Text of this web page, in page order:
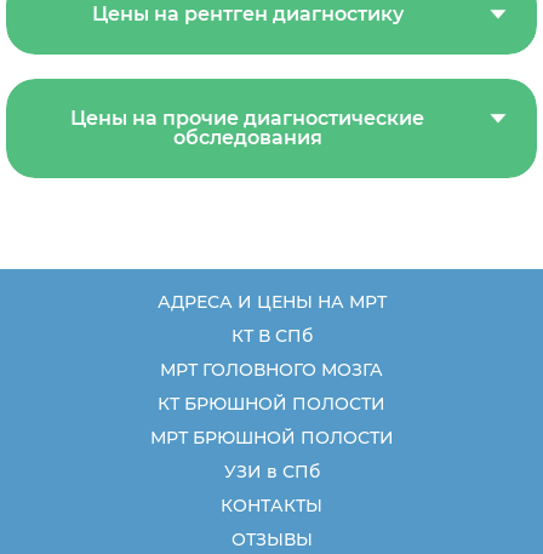
Цены на рентген диагностику
Цены на прочие диагностические
обследования
АДРЕСА И ЦЕНЫ НА МРТ
КТ В СПб
МРТ ГОЛОВНОГО МОЗГА
КТ БРЮШНОЙ ПОЛОСТИ
МРТ БРЮШНОЙ ПОЛОСТИ
УЗИ в СПб
КОНТАКТЫ
ОТЗЫВЫ